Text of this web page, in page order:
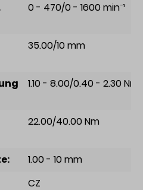
0 - 470/0 - 1600 min⁻¹
35.00/10 mm
1.10 - 8.00/0.40 - 2.30 Nm
22.00/40.00 Nm
1.00 - 10 mm
CZ